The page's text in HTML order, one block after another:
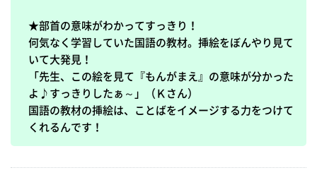
★部首の意味がわかってすっきり！
何気なく学習していた国語の教材。挿絵をぼんやり見て
いて大発見！
「先生、この絵を見て『もんがまえ』の意味が分かった
よ♪すっきりしたぁ～」（Ｋさん）
国語の教材の挿絵は、ことばをイメージする力をつけて
くれるんです！